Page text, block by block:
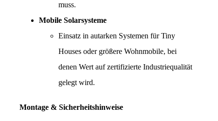
muss.
Mobile Solarsysteme
Einsatz in autarken Systemen für Tiny
Houses oder größere Wohnmobile, bei
denen Wert auf zertifizierte Industriequalität
gelegt wird.
Montage & Sicherheitshinweise